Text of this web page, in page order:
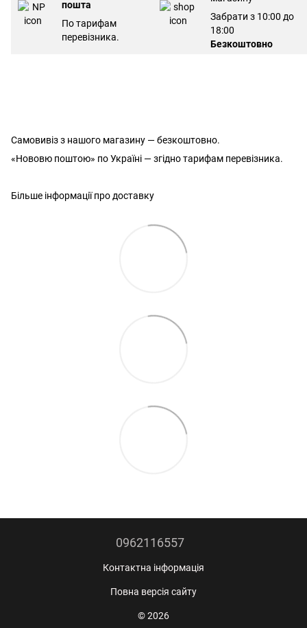
пошта
По тарифам
перевізника.
Забрати з 10:00 до
18:00
Безкоштовно
Самовивіз з нашого магазину — безкоштовно.
«Нововю поштою» по Україні — згідно тарифам перевізника.
Більше інформації про доставку
0962116557
Контактна інформація
Повна версія сайту
© 2026